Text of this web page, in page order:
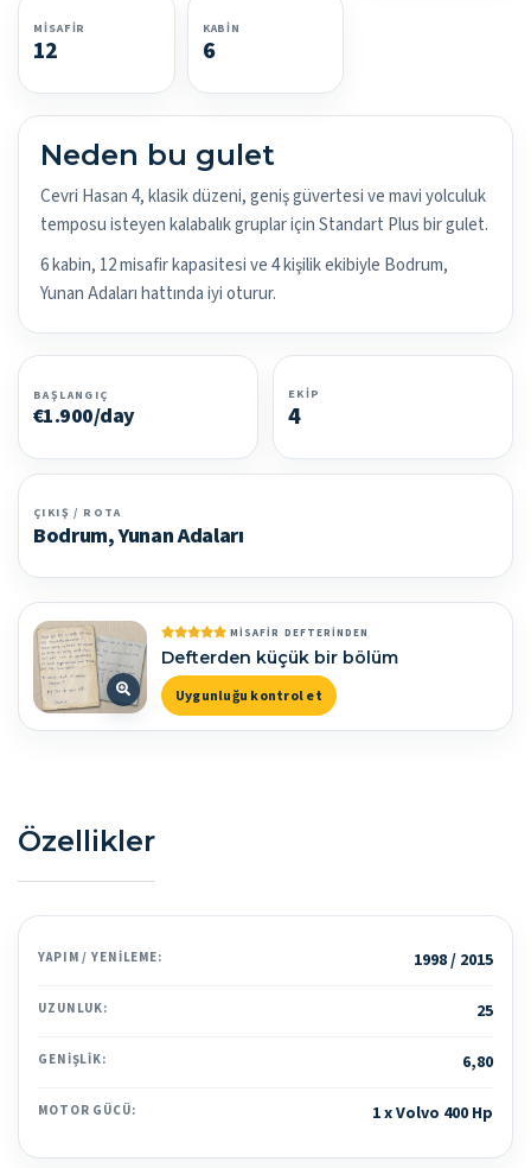
MISAFIR
12
KABIN
6
Neden bu gulet
Cevri Hasan 4, klasik düzeni, geniş güvertesi ve mavi yolculuk
temposu isteyen kalabalık gruplar için Standart Plus bir gulet.
6 kabin, 12 misafir kapasitesi ve 4 kişilik ekibiyle Bodrum,
Yunan Adaları hattında iyi oturur.
BAŞLANGIÇ
€1.900/day
EKIP
4
ÇIKIŞ / ROTA
Bodrum, Yunan Adaları
MISAFIR DEFTERINDEN
Defterden küçük bir bölüm
Uygunluğu kontrol et
Özellikler
YAPIM / YENILEME: 1998 / 2015
UZUNLUK: 25
GENIŞLIK: 6,80
MOTOR GÜCÜ: 1 x Volvo 400 Hp